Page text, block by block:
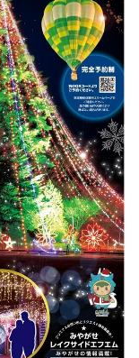
のつどい」1
開催。【会
】